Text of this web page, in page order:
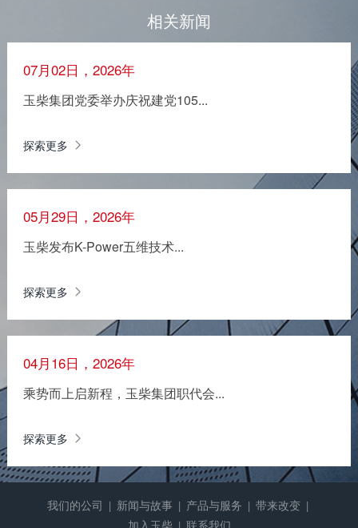
相关新闻
07月02日，2026年
玉柴集团党委举办庆祝建党105...
探索更多
05月29日，2026年
玉柴发布K-Power五维技术...
探索更多
04月16日，2026年
乘势而上启新程，玉柴集团职代会...
探索更多
我们的公司 | 新闻与故事 | 产品与服务 | 带来改变 |